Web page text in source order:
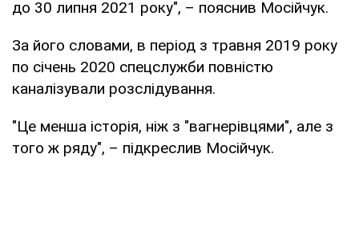
до 30 липня 2021 року", – пояснив Мосійчук.
За його словами, в період з травня 2019 року
по січень 2020 спецслужби повністю
каналізували розслідування.
"Це менша історія, ніж з "вагнерівцями", але з
того ж ряду", – підкреслив Мосійчук.